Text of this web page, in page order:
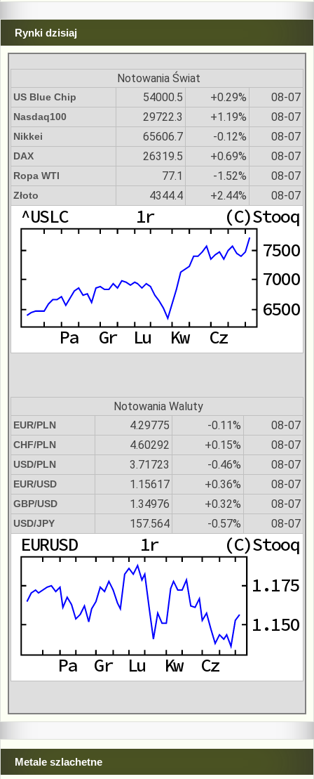
Rynki dzisiaj
Notowania Świat
US Blue Chip 54000.5 +0.29% 08-07
Nasdaq100 29722.3 +1.19% 08-07
Nikkei 65606.7 -0.12% 08-07
DAX 26319.5 +0.69% 08-07
Ropa WTI 77.1 -1.52% 08-07
Złoto 4344.4 +2.44% 08-07
Notowania Waluty
EUR/PLN 4.29775 -0.11% 08-07
CHF/PLN 4.60292 +0.15% 08-07
USD/PLN 3.71723 -0.46% 08-07
EUR/USD 1.15617 +0.36% 08-07
GBP/USD 1.34976 +0.32% 08-07
USD/JPY 157.564 -0.57% 08-07
Metale szlachetne